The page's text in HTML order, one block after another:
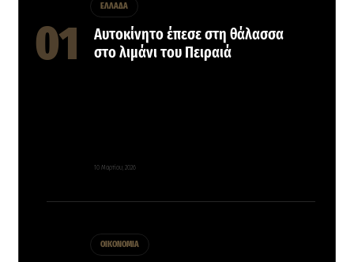
ΕΛΛΑΔΑ
Αυτοκίνητο έπεσε στη θάλασσα
στο λιμάνι του Πειραιά
10 Μαρτίου, 2026
ΟΙΚΟΝΟΜΙΑ